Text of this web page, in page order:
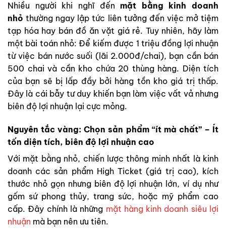
Nhiều người khi nghĩ đến mặt bằng kinh doanh
nhỏ thường ngay lập tức liên tưởng đến việc mở tiệm
tạp hóa hay bán đồ ăn vặt giá rẻ. Tuy nhiên, hãy làm
một bài toán nhỏ: Để kiếm được 1 triệu đồng lợi nhuận
từ việc bán nước suối (lãi 2.000đ/chai), bạn cần bán
500 chai và cần kho chứa 20 thùng hàng. Diện tích
của bạn sẽ bị lấp đầy bởi hàng tồn kho giá trị thấp.
Đây là cái bẫy tư duy khiến bạn làm việc vất vả nhưng
biên độ lợi nhuận lại cực mỏng.
Nguyên tắc vàng: Chọn sản phẩm “ít mà chất” – Ít
tốn diện tích, biên độ lợi nhuận cao
Với mặt bằng nhỏ, chiến lược thông minh nhất là kinh
doanh các sản phẩm High Ticket (giá trị cao), kích
thước nhỏ gọn nhưng biên độ lợi nhuận lớn, ví dụ như
gốm sứ phong thủy, trang sức, hoặc mỹ phẩm cao
cấp. Đây chính là những mặt hàng kinh doanh siêu lợi
nhuận mà bạn nên ưu tiên.